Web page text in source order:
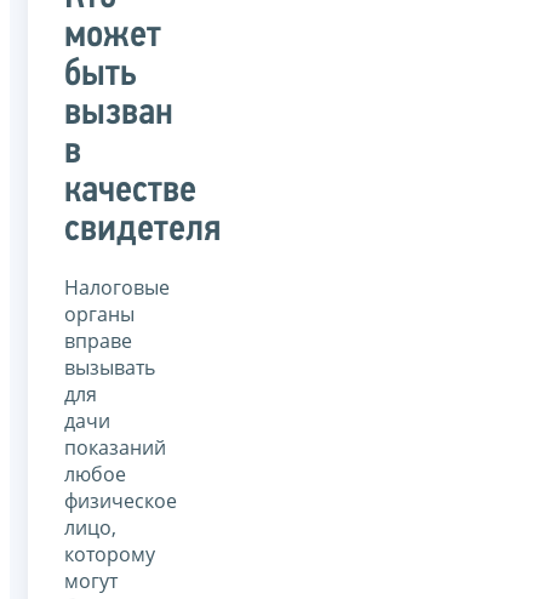
может
быть
вызван
в
качестве
свидетеля
Налоговые
органы
вправе
вызывать
для
дачи
показаний
любое
физическое
лицо,
которому
могут